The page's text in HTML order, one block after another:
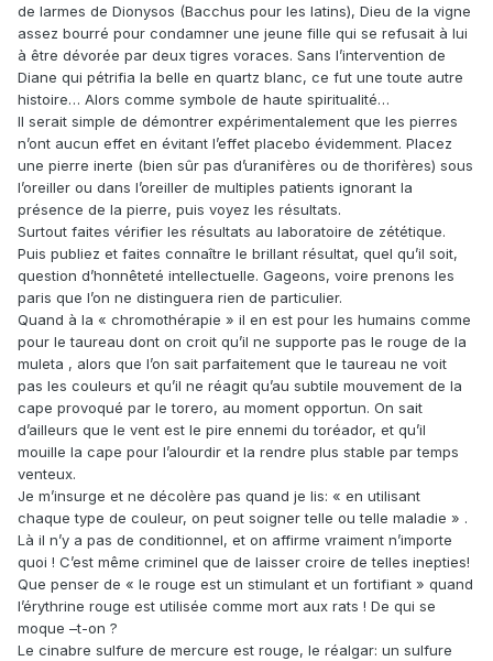
de larmes de Dionysos (Bacchus pour les latins), Dieu de la vigne
assez bourré pour condamner une jeune fille qui se refusait à lui
à être dévorée par deux tigres voraces. Sans l’intervention de
Diane qui pétrifia la belle en quartz blanc, ce fut une toute autre
histoire… Alors comme symbole de haute spiritualité…
Il serait simple de démontrer expérimentalement que les pierres
n’ont aucun effet en évitant l’effet placebo évidemment. Placez
une pierre inerte (bien sûr pas d’uranifères ou de thorifères) sous
l’oreiller ou dans l’oreiller de multiples patients ignorant la
présence de la pierre, puis voyez les résultats.
Surtout faites vérifier les résultats au laboratoire de zététique.
Puis publiez et faites connaître le brillant résultat, quel qu’il soit,
question d’honnêteté intellectuelle. Gageons, voire prenons les
paris que l’on ne distinguera rien de particulier.
Quand à la « chromothérapie » il en est pour les humains comme
pour le taureau dont on croit qu’il ne supporte pas le rouge de la
muleta , alors que l’on sait parfaitement que le taureau ne voit
pas les couleurs et qu’il ne réagit qu’au subtile mouvement de la
cape provoqué par le torero, au moment opportun. On sait
d’ailleurs que le vent est le pire ennemi du toréador, et qu’il
mouille la cape pour l’alourdir et la rendre plus stable par temps
venteux.
Je m’insurge et ne décolère pas quand je lis: « en utilisant
chaque type de couleur, on peut soigner telle ou telle maladie » .
Là il n’y a pas de conditionnel, et on affirme vraiment n’importe
quoi ! C’est même criminel que de laisser croire de telles inepties!
Que penser de « le rouge est un stimulant et un fortifiant » quand
l’érythrine rouge est utilisée comme mort aux rats ! De qui se
moque –t-on ?
Le cinabre sulfure de mercure est rouge, le réalgar: un sulfure